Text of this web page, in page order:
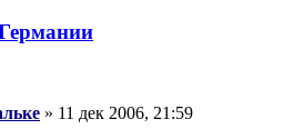
» 11 дек 2006, 21:59